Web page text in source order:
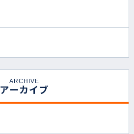
ARCHIVE
アーカイブ